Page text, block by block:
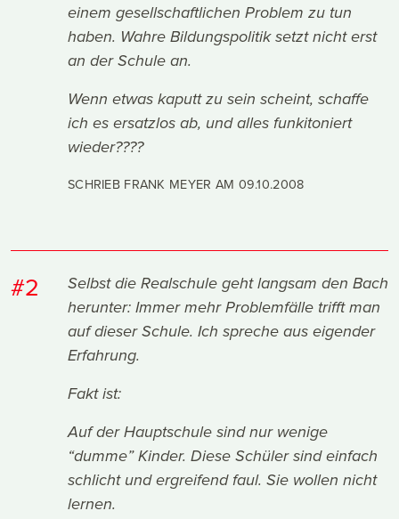
einem gesellschaftlichen Problem zu tun
haben. Wahre Bildungspolitik setzt nicht erst
an der Schule an.
Wenn etwas kaputt zu sein scheint, schaffe
ich es ersatzlos ab, und alles funkitoniert
wieder????
SCHRIEB FRANK MEYER AM 09.10.2008
#2
Selbst die Realschule geht langsam den Bach
herunter: Immer mehr Problemfälle trifft man
auf dieser Schule. Ich spreche aus eigender
Erfahrung.
Fakt ist:
Auf der Hauptschule sind nur wenige
“dumme” Kinder. Diese Schüler sind einfach
schlicht und ergreifend faul. Sie wollen nicht
lernen.